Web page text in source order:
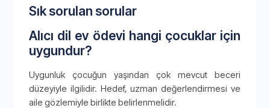
Sık sorulan sorular
Alıcı dil ev ödevi hangi çocuklar için
uygundur?
Uygunluk çocuğun yaşından çok mevcut beceri
düzeyiyle ilgilidir. Hedef, uzman değerlendirmesi ve
aile gözlemiyle birlikte belirlenmelidir.